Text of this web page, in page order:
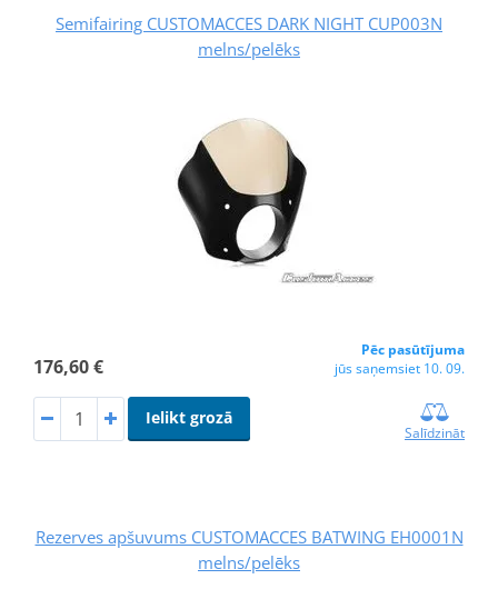
Semifairing CUSTOMACCES DARK NIGHT CUP003N
melns/pelēks
176,60 €
Pēc pasūtījuma
jūs saņemsiet 10. 09.
Ielikt grozā
Salīdzināt
Rezerves apšuvums CUSTOMACCES BATWING EH0001N
melns/pelēks